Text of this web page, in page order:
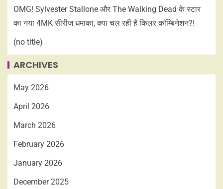
OMG! Sylvester Stallone और The Walking Dead के स्टार
का नया 4MK सीरीज धमाका, क्या चल रही है किलर कॉम्बिनेशन?!
(no title)
ARCHIVES
May 2026
April 2026
March 2026
February 2026
January 2026
December 2025